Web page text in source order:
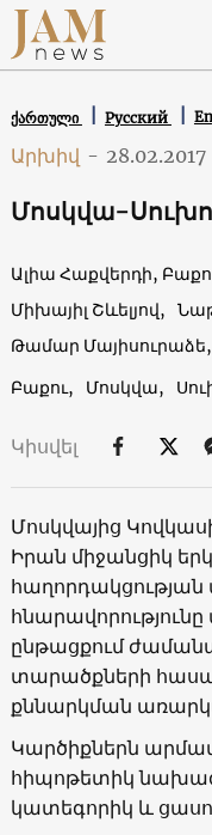
ქართული Русский
Արխիվ - 28.02.2017
Մոսկվա-
Ալիա Հաքվերդի,
Միխայիլ Շևելյով,
Թամար Մայիսուրաձե,
Բաքու,
Մոսկվա,
Կիսվել
Մոսկվայից
Իրան միջանցիկ
ընթացքում
տարածքների
քննարկման
Կարծիքներն
հիպոթետիկ
կատեգորիկ և